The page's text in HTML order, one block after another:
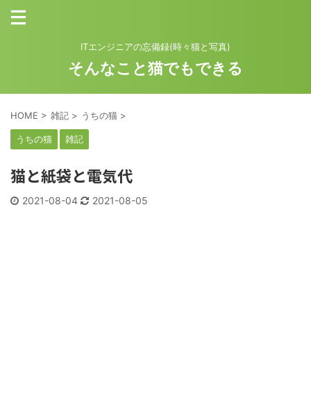
ITエンジニアの忘備録(時々猫と写真)
そんなこと猫でもできる
HOME > 雑記 > うちの猫 >
うちの猫 雑記
猫と紙袋と電気代
2021-08-04 2021-08-05